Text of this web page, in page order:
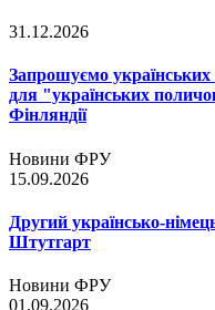
31.12.2026
Запрошуємо
для "українських
Фінляндії
Новини ФРУ
15.09.2026
Другий українсько-
Штутгарт
Новини ФРУ
01.09.2026